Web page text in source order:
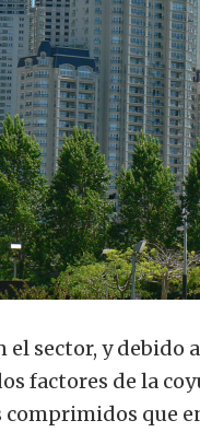
el sector, y
factores de la
que